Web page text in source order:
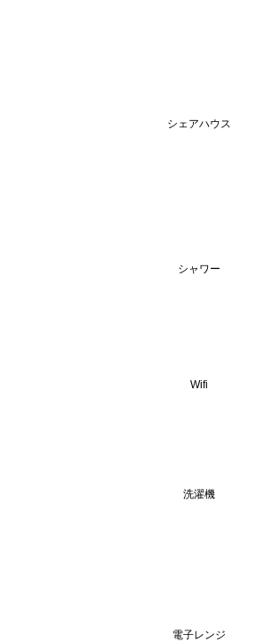
シェアハウス
シャワー
Wifi
洗濯機
電子レンジ